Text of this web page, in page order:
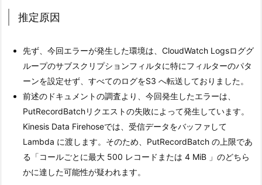
推定原因
先ず、今回エラーが発生した環境は、CloudWatch Logsロググ
ループのサブスクリプションフィルタに特にフィルターのパタ
ーンを設定せず、すべてのログをS3 へ転送しておりました。
前述のドキュメントの調査より、今回発生したエラーは、
PutRecordBatchリクエストの失敗によって発生しています。
Kinesis Data Firehoseでは、受信データをバッファして
Lambda に渡します。そのため、PutRecordBatch の上限であ
る「コールごとに最大 500 レコードまたは 4 MiB 」のどちら
かに達した可能性が疑われます。